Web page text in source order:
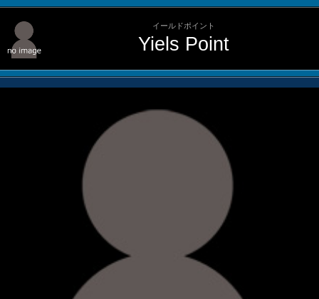
イールドポイント
Yiels Point